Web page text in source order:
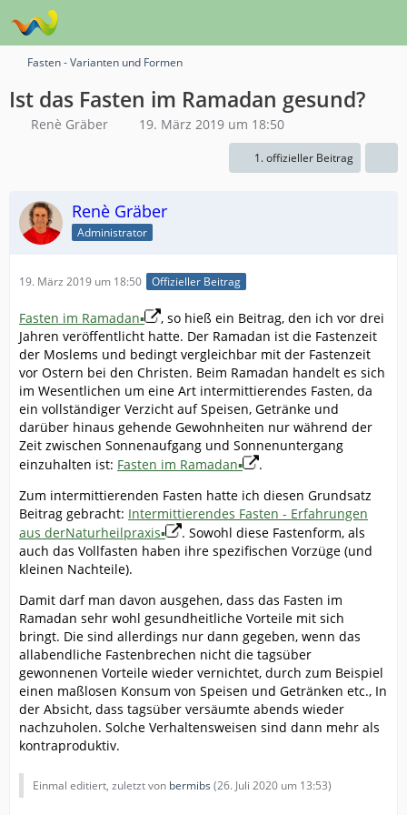
Fasten - Varianten und Formen
Ist das Fasten im Ramadan gesund?
Renè Gräber 19. März 2019 um 18:50
1. offizieller Beitrag
Renè Gräber
Administrator
19. März 2019 um 18:50 Offizieller Beitrag
Fasten im Ramadan▪
, so hieß ein Beitrag, den ich vor drei
Jahren veröffentlicht hatte. Der Ramadan ist die Fastenzeit
der Moslems und bedingt vergleichbar mit der Fastenzeit
vor Ostern bei den Christen. Beim Ramadan handelt es sich
im Wesentlichen um eine Art intermittierendes Fasten, da
ein vollständiger Verzicht auf Speisen, Getränke und
darüber hinaus gehende Gewohnheiten nur während der
Zeit zwischen Sonnenaufgang und Sonnenuntergang
einzuhalten ist: Fasten im Ramadan▪
.
Zum intermittierenden Fasten hatte ich diesen Grundsatz
Beitrag gebracht: Intermittierendes Fasten - Erfahrungen
aus derNaturheilpraxis▪
. Sowohl diese Fastenform, als
auch das Vollfasten haben ihre spezifischen Vorzüge (und
kleinen Nachteile).
Damit darf man davon ausgehen, dass das Fasten im
Ramadan sehr wohl gesundheitliche Vorteile mit sich
bringt. Die sind allerdings nur dann gegeben, wenn das
allabendliche Fastenbrechen nicht die tagsüber
gewonnenen Vorteile wieder vernichtet, durch zum Beispiel
einen maßlosen Konsum von Speisen und Getränken etc., In
der Absicht, dass tagsüber versäumte abends wieder
nachzuholen. Solche Verhaltensweisen sind dann mehr als
kontraproduktiv.
Einmal editiert, zuletzt von bermibs (26. Juli 2020 um 13:53)